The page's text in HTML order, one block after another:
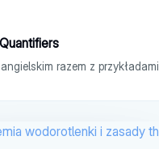
Quantifiers
razem z przykładami